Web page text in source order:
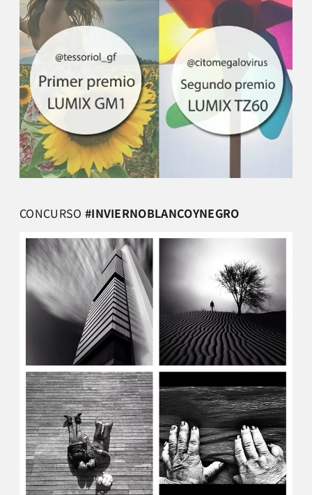
CONCURSO #INVIERNOBLANCOYNEGRO